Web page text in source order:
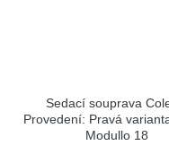
Sedací souprava
Provedení: Pravá
Modullo 18